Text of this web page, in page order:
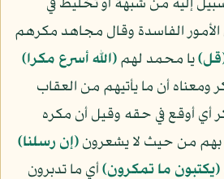
إليه من شبهة أو تخليط في
الفاسدة وقال مجاهد مكرهم
يا محمد لهم﴿الله أسرع مكرا﴾
ومعناه أن ما يأتيهم من العقاب
أي أوقع في حقه وقيل أن مكره
بهم من حيث لا يشعرون﴿إن رسلنا﴾
﴿يكتبون ما تمكرون﴾أي ما تدبرون